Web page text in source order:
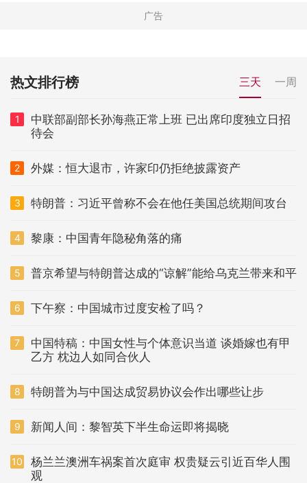
热文排行榜 三天 一周
1
中联部副部长孙海燕正常上班 已出席印度独立日招
待会
2 外媒：恒大退市，许家印仍拒绝披露资产
3 特朗普：习近平曾称不会在他任美国总统期间攻台
4 黎康：中国青年隐秘角落的痛
5 普京希望与特朗普达成的“谅解”能给乌克兰带来和平
6 下午察：中国城市过度安检了吗？
7
中国特稿：中国女性与个体意识当道 谈婚嫁也有甲
乙方 枕边人如同合伙人
8 特朗普为与中国达成贸易协议会作出哪些让步
9 新闻人间：黎智英下半生命运即将揭晓
10
杨兰兰澳洲车祸案首次庭审 权贵疑云引近百华人围
观